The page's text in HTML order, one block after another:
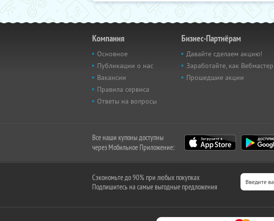
Компания
Основное
Публикации о нас
Вакансии
Правила сервиса
Ответы на вопросы
Бизнес-Партнёрам
Давайте сделаем акцию!
Заработайте, как Вебмастер
Прошедшие акции
Все наши купоны доступны
через Мобильное Приложение:
Сэкономьте до 90% при любых покупках
Подпишитесь на самые выгодные предложения